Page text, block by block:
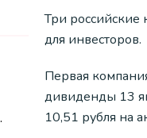
Три
для инвесторов.
Первая
дивиденды 13
10,51 рубля на